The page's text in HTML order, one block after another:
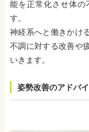
能を正常化させ体の
す。
神経系へと働きかけ
不調に対する改善や
いきます。
姿勢改善のアドバ